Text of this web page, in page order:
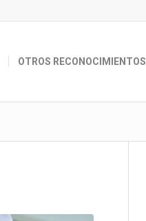
OTROS RECONOCIMIENTOS